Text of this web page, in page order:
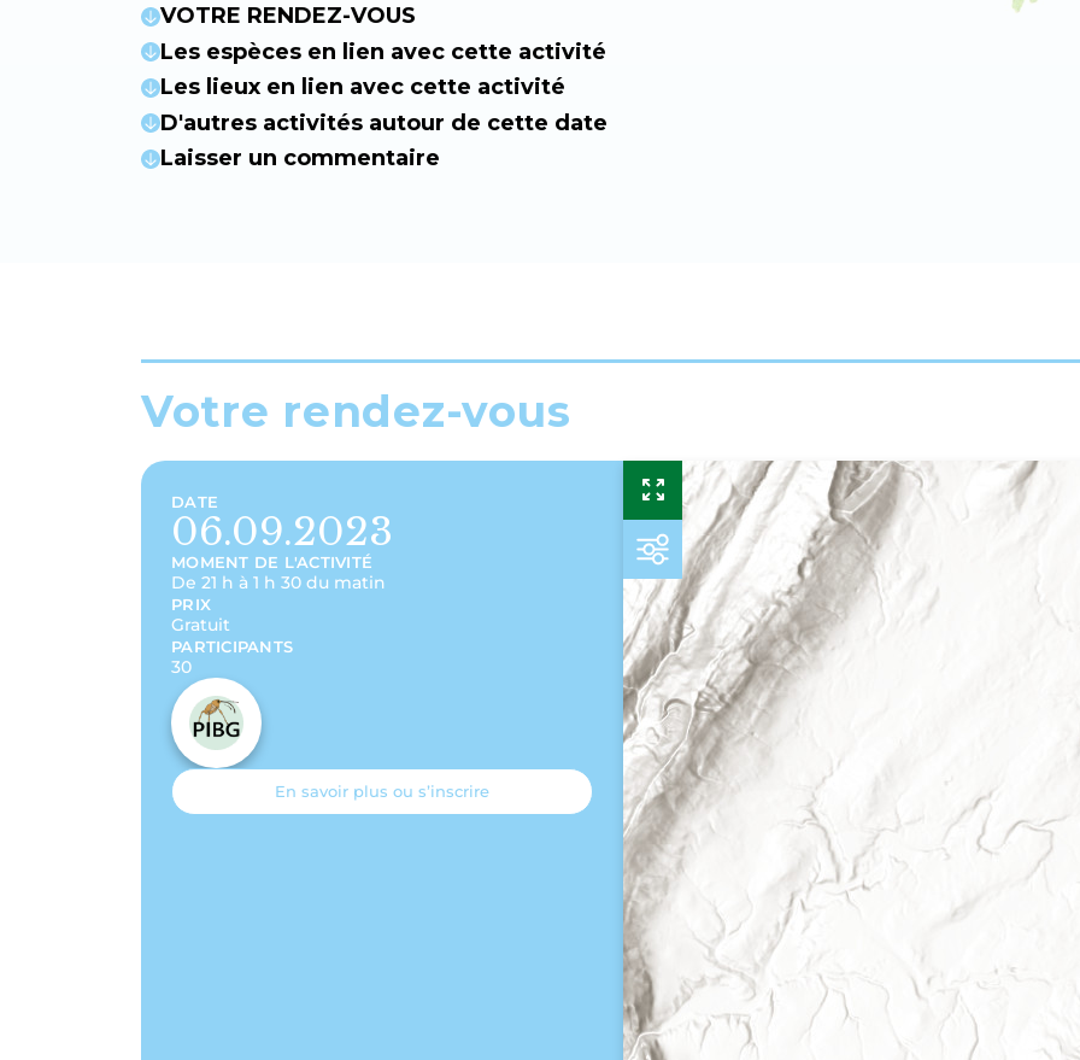
VOTRE RENDEZ-VOUS
Les espèces en lien avec cette activité
Les lieux en lien avec cette activité
D'autres activités autour de cette date
Laisser un commentaire
Votre rendez-vous
DATE
06.09.2023
MOMENT DE L'ACTIVITÉ
De 21 h à 1 h 30 du matin
PRIX
Gratuit
PARTICIPANTS
30
En savoir plus ou s’inscrire